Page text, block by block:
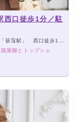
口徒歩1分／駐
荻窪駅」 西口徒歩1分
展開とトップシェ